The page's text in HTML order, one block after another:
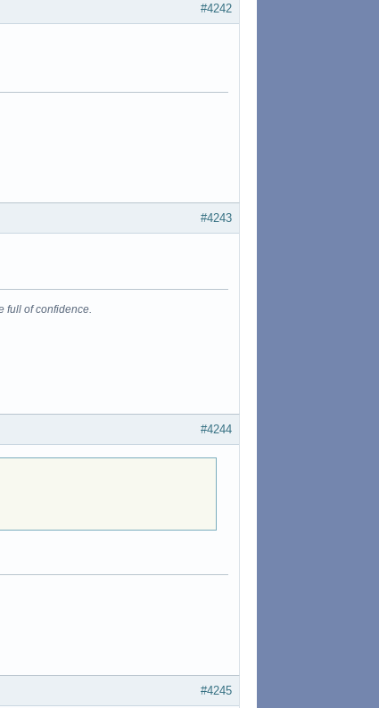
#4242
#4243
full of confidence.
#4244
#4245